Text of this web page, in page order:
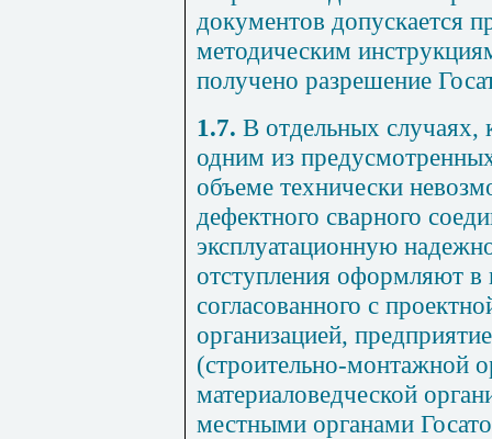
документов допускается
методическим
получено разрешение
1.7. В отдельных случаях,
одним из
объеме технически
дефектного сварного
эксплуатационную
отступления оформляют в
согласованного с
организацией,
(строительно-монтажной
материаловедческой
местными органами